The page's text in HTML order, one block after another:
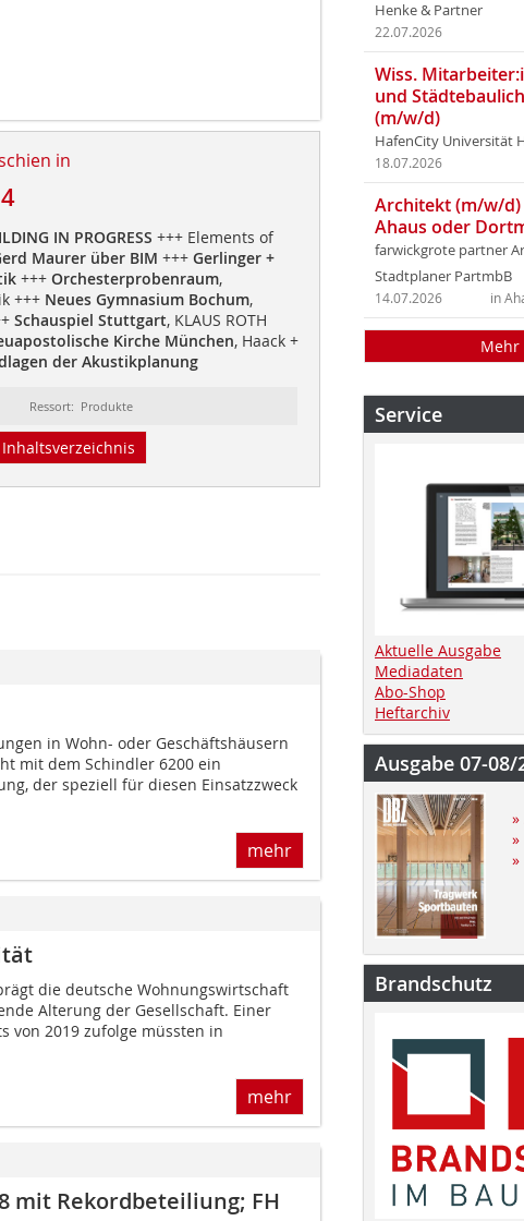
in
IN PROGRESS +++ Elements of
Maurer über BIM +++Gerlinger +
+++ Orchesterprobenraum,
+++ Neues Gymnasium Bochum,
Schauspiel Stuttgart, KLAUS ROTH
Kirche München, Haack +
der Akustikplanung
Ressort: Produkte
Inhaltsverzeichnis
in Wohn- oder Geschäftshäusern
mit dem Schindler 6200 ein
der speziell für diesen Einsatzzweck
mehr
die deutsche Wohnungswirtschaft
Alterung der Gesellschaft. Einer
von 2019 zufolge müssten in
mehr
mit Rekordbeteiliung; FH
Henke & Partner
22.07.2026
Wiss.
und
(m/w/d)
HafenCity Universität
18.07.2026
Architekt (m/w/d)
Ahaus oder
farwickgrote partner
Stadtplaner PartmbB
in
14.07.2026
Mehr
Service
Aktuelle Ausgabe
Mediadaten
Abo-Shop
Heftarchiv
Ausgabe 07-08/
Brandschutz